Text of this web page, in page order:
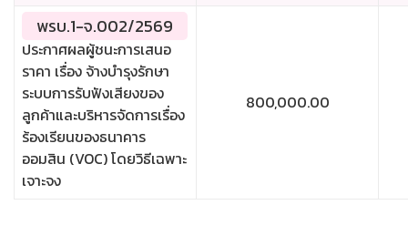
พรบ.1-จ.002/2569
ประกาศผลผู้ชนะการเสนอ
ราคา เรื่อง จ้างบำรุงรักษา
ระบบการรับฟังเสียงของ
ลูกค้าและบริหารจัดการเรื่อง
ร้องเรียนของธนาคาร
ออมสิน (VOC) โดยวิธีเฉพาะ
เจาะจง
800,000.00